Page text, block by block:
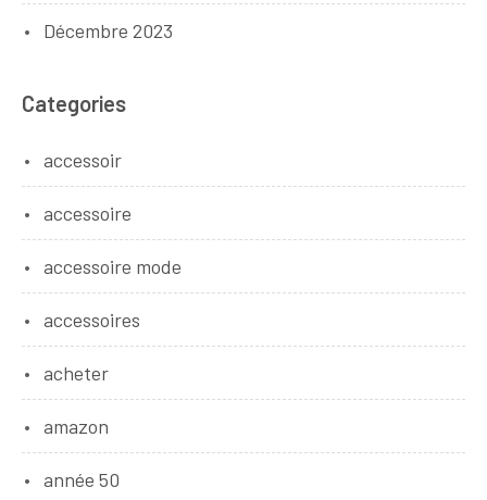
Décembre 2023
Categories
accessoir
accessoire
accessoire mode
accessoires
acheter
amazon
année 50